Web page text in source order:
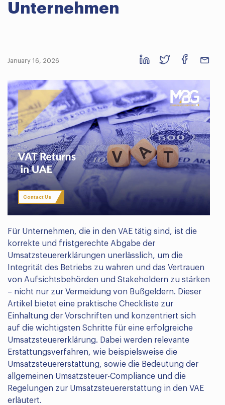
Unternehmen
January 16, 2026
Contact Us
Für Unternehmen, die in den VAE tätig sind, ist die
korrekte und fristgerechte Abgabe der
Umsatzsteuererklärungen unerlässlich, um die
Integrität des Betriebs zu wahren und das Vertrauen
von Aufsichtsbehörden und Stakeholdern zu stärken
– nicht nur zur Vermeidung von Bußgeldern. Dieser
Artikel bietet eine praktische Checkliste zur
Einhaltung der Vorschriften und konzentriert sich
auf die wichtigsten Schritte für eine erfolgreiche
Umsatzsteuererklärung. Dabei werden relevante
Erstattungsverfahren, wie beispielsweise die
Umsatzsteuererstattung, sowie die Bedeutung der
allgemeinen Umsatzsteuer-Compliance und die
Regelungen zur Umsatzsteuererstattung in den VAE
erläutert.